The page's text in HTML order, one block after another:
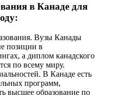
в Канаде для
Вузы Канады
позиции в
а диплом канадского
по всему миру.
В Канаде есть
программ,
высшее образование по